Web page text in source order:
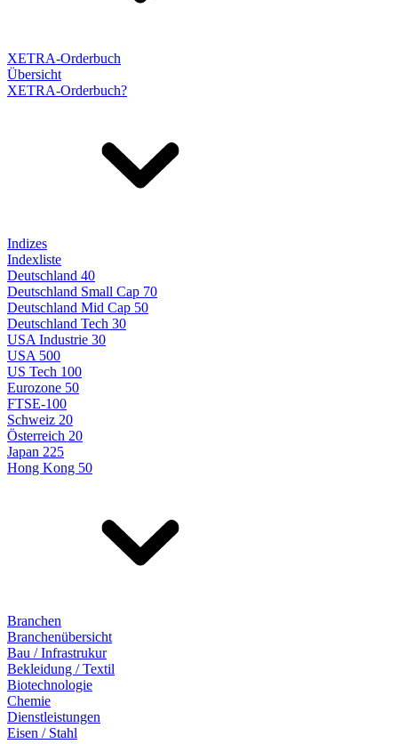
XETRA-Orderbuch
Übersicht
XETRA-Orderbuch?
Indizes
Indexliste
Deutschland 40
Deutschland Small Cap 70
Deutschland Mid Cap 50
Deutschland Tech 30
USA Industrie 30
USA 500
US Tech 100
Eurozone 50
FTSE-100
Schweiz 20
Österreich 20
Japan 225
Hong Kong 50
Branchen
Branchenübersicht
Bau / Infrastrukur
Bekleidung / Textil
Biotechnologie
Chemie
Dienstleistungen
Eisen / Stahl